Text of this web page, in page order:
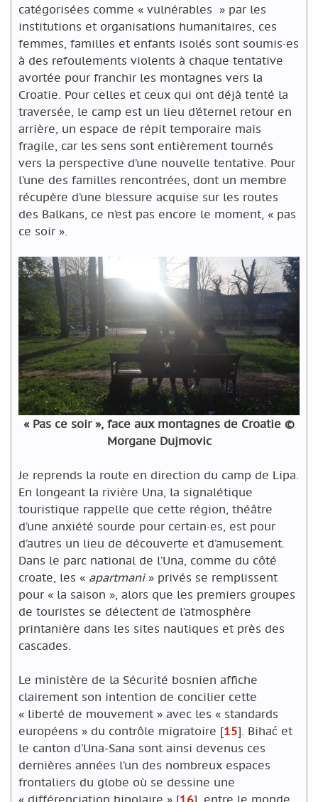
catégorisées comme « vulnérables » par les
institutions et organisations humanitaires, ces
femmes, familles et enfants isolés sont soumis·es
à des refoulements violents à chaque tentative
avortée pour franchir les montagnes vers la
Croatie. Pour celles et ceux qui ont déjà tenté la
traversée, le camp est un lieu d’éternel retour en
arrière, un espace de répit temporaire mais
fragile, car les sens sont entièrement tournés
vers la perspective d’une nouvelle tentative. Pour
l’une des familles rencontrées, dont un membre
récupère d’une blessure acquise sur les routes
des Balkans, ce n’est pas encore le moment, « pas
ce soir ».
« Pas ce soir », face aux montagnes de Croatie ©
Morgane Dujmovic
Je reprends la route en direction du camp de Lipa.
En longeant la rivière Una, la signalétique
touristique rappelle que cette région, théâtre
d’une anxiété sourde pour certain·es, est pour
d’autres un lieu de découverte et d’amusement.
Dans le parc national de l’Una, comme du côté
croate, les « apartmani» privés se remplissent
pour « la saison », alors que les premiers groupes
de touristes se délectent de l’atmosphère
printanière dans les sites nautiques et près des
cascades.
Le ministère de la Sécurité bosnien affiche
clairement son intention de concilier cette
« liberté de mouvement » avec les « standards
européens » du contrôle migratoire [15]. Bihać et
le canton d’Una-Sana sont ainsi devenus ces
dernières années l’un des nombreux espaces
frontaliers du globe où se dessine une